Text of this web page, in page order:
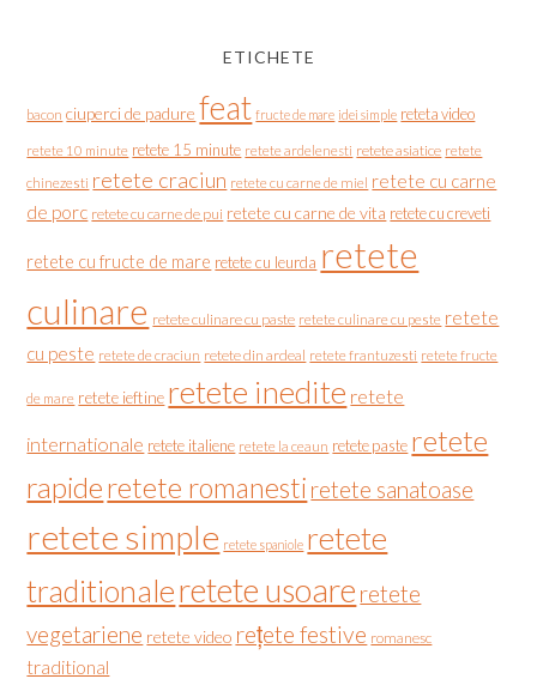
ETICHETE
bacon ciuperci de padure feat fructe de mare idei simple reteta video
retete 10 minute retete 15 minute retete ardelenesti retete asiatice retete
chinezesti retete craciun retete cu carne de miel retete cu carne
de porc retete cu carne de pui retete cu carne de vita retete cu creveti
retete cu fructe de mare retete cu leurda retete
culinare retete culinare cu paste retete culinare cu peste retete
cu peste retete de craciun retete din ardeal retete frantuzesti retete fructe
de mare retete ieftine retete inedite retete
internationale retete italiene retete la ceaun retete paste retete
rapideretete romanesti retete sanatoase
retete simple retete spaniole retete
traditionaleretete usoare retete
vegetariene retete video rețete festive romanesc
traditional